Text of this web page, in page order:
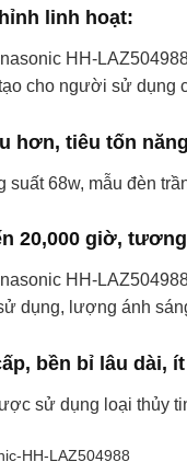
linh hoạt:
HH-
cho người sử dụng
hơn, tiêu tốn
suất 68w, mẫu đèn
20,000 giờ,
HH-
dụng, lượng ánh
bền bỉ lâu dài,
sử dụng loại thủy